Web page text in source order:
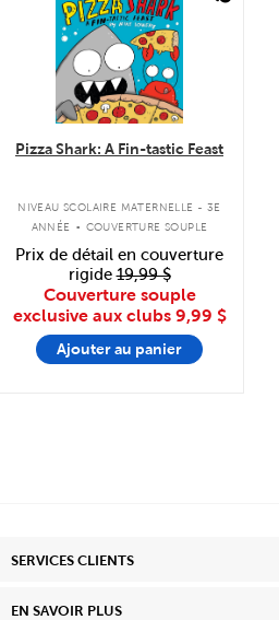
Pizza Shark: A Fin-tastic Feast
NIVEAU SCOLAIRE MATERNELLE - 3E
ANNÉE . COUVERTURE SOUPLE
Prix de détail en couverture
rigide19,99 $
Couverture souple
exclusive aux clubs 9,99 $
Ajouter au panier
SERVICES CLIENTS
EN SAVOIR PLUS